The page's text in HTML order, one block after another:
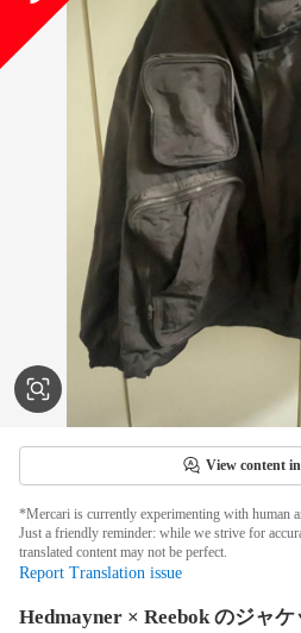
View content
*Mercari is currently experimenting with human
Just a friendly reminder: while we strive for
translated content may not be perfect.
Report Translation issue
Hedmayner × Reebok のジャケ